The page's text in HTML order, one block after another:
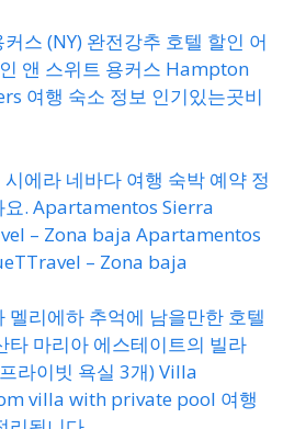
스 (NY) 완전강추 호텔 할인 어
앤 스위트 용커스 Hampton
여행 숙소 정보 인기있는곳비
에라 네바다 여행 숙박 예약 정
요. Apartamentos Sierra
– Zona baja Apartamentos
– Zona baja
멜리에하 추억에 남을만한 호텔
타 마리아 에스테이트의 빌라
라이빗 욕실 3개) Villa
villa with private pool 여행